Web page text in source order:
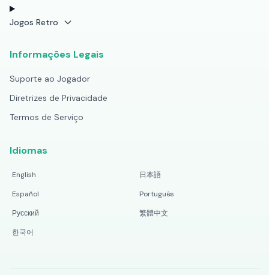
Jogos Retro
Informações Legais
Suporte ao Jogador
Diretrizes de Privacidade
Termos de Serviço
Idiomas
English
日本語
Español
Português
Русский
繁體中文
한국어